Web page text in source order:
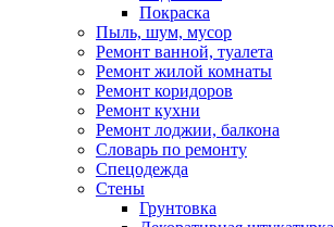
Покраска
Пыль, шум, мусор
Ремонт ванной, туалета
Ремонт жилой комнаты
Ремонт коридоров
Ремонт кухни
Ремонт лоджии, балкона
Словарь по ремонту
Спецодежда
Стены
Грунтовка